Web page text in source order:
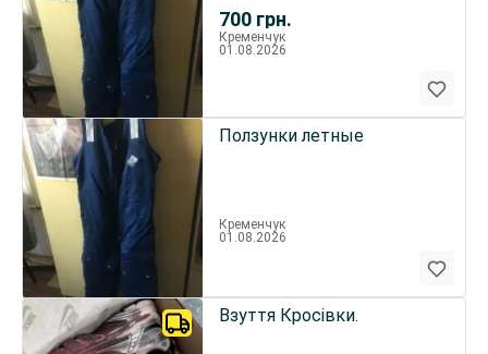
700 грн.
Кременчук
01.08.2026
Ползунки летные
Кременчук
01.08.2026
Взуття Кросівки.